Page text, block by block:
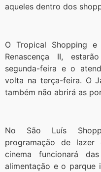
aqueles dentro dos
O Tropical Shopping
Renascença II,
segunda-feira e o
volta na terça-feira. O
também não abrirá as
No São Luís
programação de
cinema funcionará
alimentação e o parque